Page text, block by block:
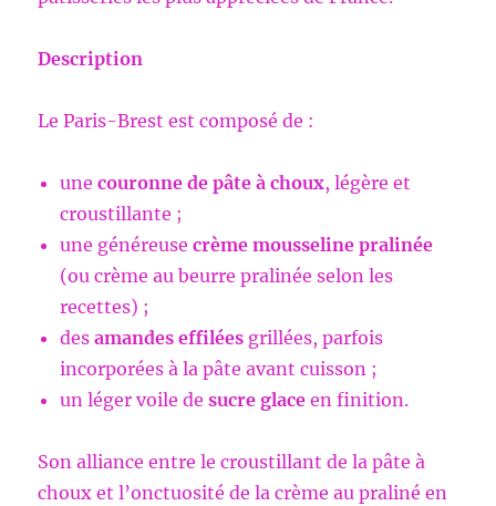
Description
Le Paris-Brest est composé de :
unecouronne de pâte à choux, légère et
croustillante ;
une généreusecrème mousseline pralinée
(ou crème au beurre pralinée selon les
recettes) ;
desamandes effilées grillées, parfois
incorporées à la pâte avant cuisson ;
un léger voile desucre glace en finition.
Son alliance entre le croustillant de la pâte à
choux et l’onctuosité de la crème au praliné en